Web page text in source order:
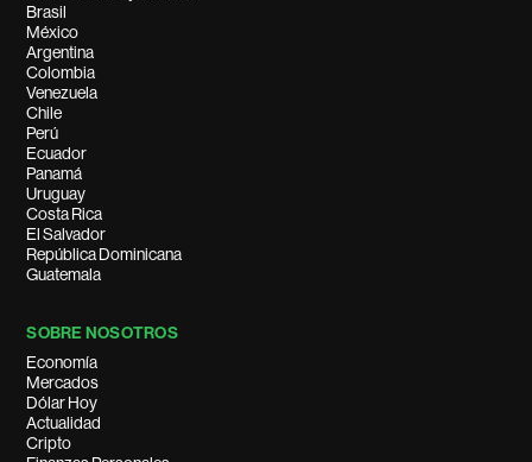
Brasil
México
Argentina
Colombia
Venezuela
Chile
Perú
Ecuador
Panamá
Uruguay
Costa Rica
El Salvador
República Dominicana
Guatemala
SOBRE NOSOTROS
Economía
Mercados
Dólar Hoy
Actualidad
Cripto